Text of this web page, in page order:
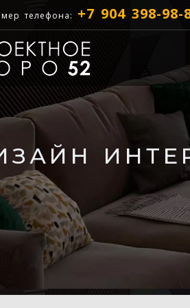
телефона: +7 904 398-98-